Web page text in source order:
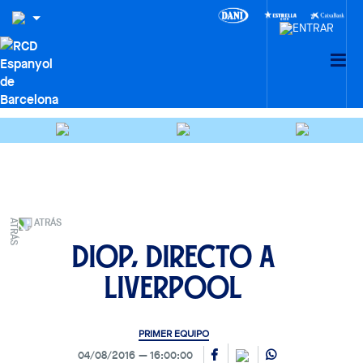
ATRÁS
Diop, directo a
Liverpool
PRIMER EQUIPO
04/08/2016 16:00:00